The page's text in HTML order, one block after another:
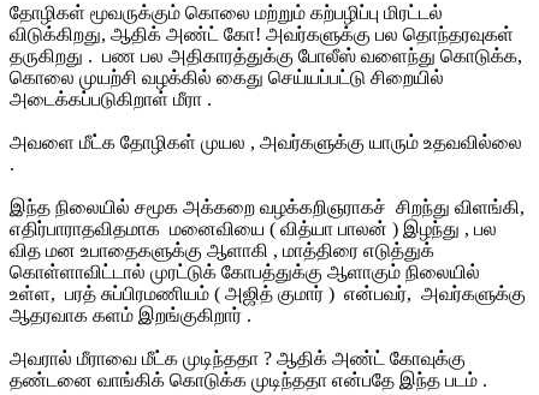
தோழிகள் மூவருக்கும் கொலை மற்றும் கற்பழிப்பு மிரட்டல்
விடுக்கிறது, ஆதிக் அண்ட் கோ! அவர்களுக்கு பல தொந்தரவுகள்
தருகிறது . பண பல அதிகாரத்துக்கு போலீஸ் வளைந்து கொடுக்க,
கொலை முயற்சி வழக்கில் கைது செய்யப்பட்டு சிறையில்
அடைக்கப்படுகிறாள் மீரா .
அவளை மீட்க தோழிகள் முயல , அவர்களுக்கு யாரும் உதவவில்லை
.
இந்த நிலையில் சமூக அக்கறை வழக்கறிஞராகச் சிறந்து விளங்கி,
எதிர்பாராதவிதமாக மனைவியை ( வித்யா பாலன் ) இழந்து , பல
வித மன உபாதைகளுக்கு ஆளாகி , மாத்திரை எடுத்துக்
கொள்ளாவிட்டால் முரட்டுக் கோபத்துக்கு ஆளாகும் நிலையில்
உள்ள, பரத் சுப்பிரமணியம் ( அஜித் குமார் ) என்பவர், அவர்களுக்கு
ஆதரவாக களம் இறங்குகிறார் .
அவரால் மீராவை மீட்க முடிந்ததா ? ஆதிக் அண்ட் கோவுக்கு
தண்டனை வாங்கிக் கொடுக்க முடிந்ததா என்பதே இந்த படம் .